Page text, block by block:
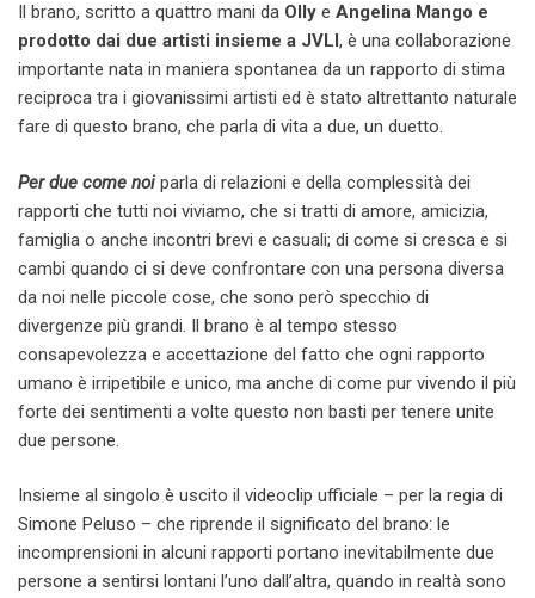
Il brano, scritto a quattro mani da Olly e Angelina Mango e
prodotto dai due artisti insieme a JVLI, è una collaborazione
importante nata in maniera spontanea da un rapporto di stima
reciproca tra i giovanissimi artisti ed è stato altrettanto naturale
fare di questo brano, che parla di vita a due, un duetto.
Per due come noi parla di relazioni e della complessità dei
rapporti che tutti noi viviamo, che si tratti di amore, amicizia,
famiglia o anche incontri brevi e casuali; di come si cresca e si
cambi quando ci si deve confrontare con una persona diversa
da noi nelle piccole cose, che sono però specchio di
divergenze più grandi. Il brano è al tempo stesso
consapevolezza e accettazione del fatto che ogni rapporto
umano è irripetibile e unico, ma anche di come pur vivendo il più
forte dei sentimenti a volte questo non basti per tenere unite
due persone.
Insieme al singolo è uscito il videoclip ufficiale – per la regia di
Simone Peluso – che riprende il significato del brano: le
incomprensioni in alcuni rapporti portano inevitabilmente due
persone a sentirsi lontani l’uno dall’altra, quando in realtà sono